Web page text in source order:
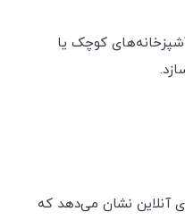
کوچک یا
آنلاین نشان می‌دهد که